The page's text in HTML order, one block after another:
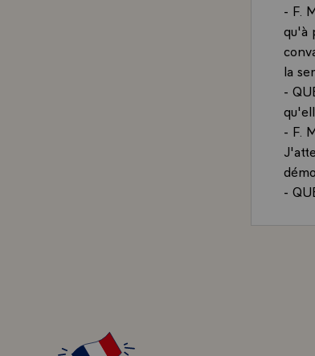
- F.
qu'à
la
-
- F.
-
-
la